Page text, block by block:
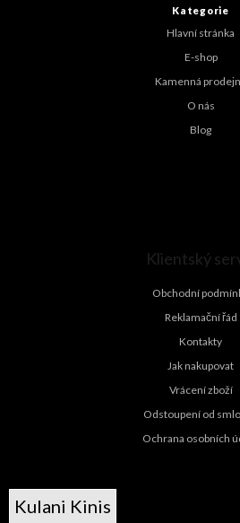
Kategorie
Hlavní stránka
E-shop
Kamenná
O nás
Blog
Klientský
Obchodní
Reklamační řád
Kontakty
Jak nakupovat
Vrácení zboží
Odstoupení od
Ochrana osobních
Kulani Kinis